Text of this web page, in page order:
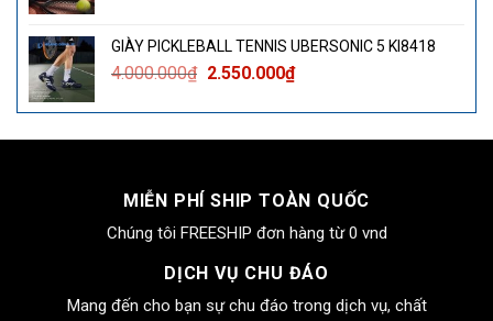
4.000.000₫.là:
2.550.000₫.
GIÀY PICKLEBALL TENNIS UBERSONIC 5 KI8418
4.000.000₫ Giá
là:
4.000.000₫.
2.550.000₫Giá
tại
là:
MIỄN PHÍ SHIP TOÀN QUỐC
Chúng tôi FREESHIP đơn hàng từ 0 vnd
DỊCH VỤ CHU ĐÁO
Mang đến cho bạn sự chu đáo trong dịch vụ, chất